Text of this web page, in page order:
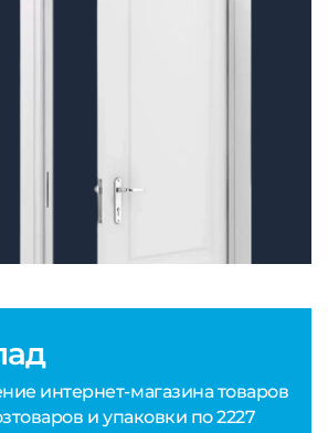
интернет-магазина товаров
и упаковки по 2227